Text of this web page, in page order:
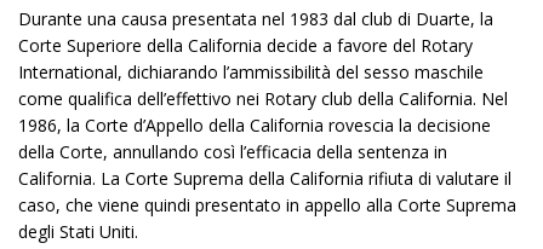
Durante una causa presentata nel 1983 dal club di Duarte, la
Corte Superiore della California decide a favore del Rotary
International, dichiarando l’ammissibilità del sesso maschile
come qualifica dell’effettivo nei Rotary club della California. Nel
1986, la Corte d’Appello della California rovescia la decisione
della Corte, annullando così l’efficacia della sentenza in
California. La Corte Suprema della California rifiuta di valutare il
caso, che viene quindi presentato in appello alla Corte Suprema
degli Stati Uniti.